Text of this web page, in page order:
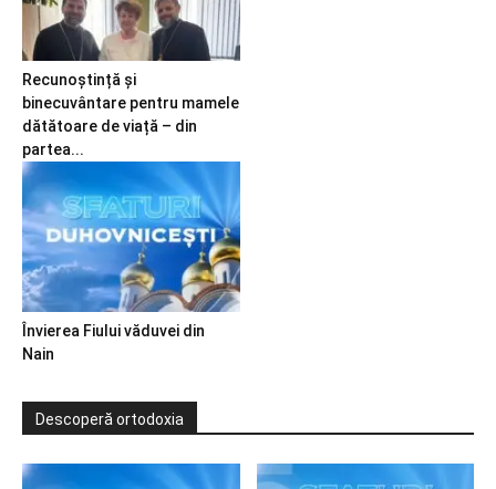
Recunoștință și
binecuvântare pentru mamele
dătătoare de viață – din
partea...
Învierea Fiului văduvei din
Nain
Descoperă ortodoxia